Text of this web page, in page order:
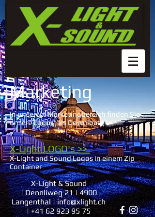
Marketing
In unserem Marketingbereich finden Sie
unsere Logos' als Download:
X-Light LOGO's >>
X-Light and Sound Logos in einem Zip
Container
X-Light & Sound
| Dennliweg 21 | 4900
Langenthal |info@xlight.ch
|+41 62 923 95 75